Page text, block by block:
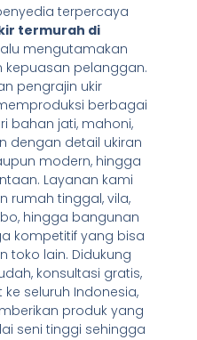
terpercaya
termurah di
mengutamakan
kepuasan pelanggan.
pengrajin ukir
berbagai
bahan jati, mahoni,
dengan detail ukiran
modern, hingga
Layanan kami
rumah tinggal, vila,
hingga bangunan
kompetitif yang bisa
toko lain. Didukung
konsultasi gratis,
seluruh Indonesia,
produk yang
seni tinggi sehingga